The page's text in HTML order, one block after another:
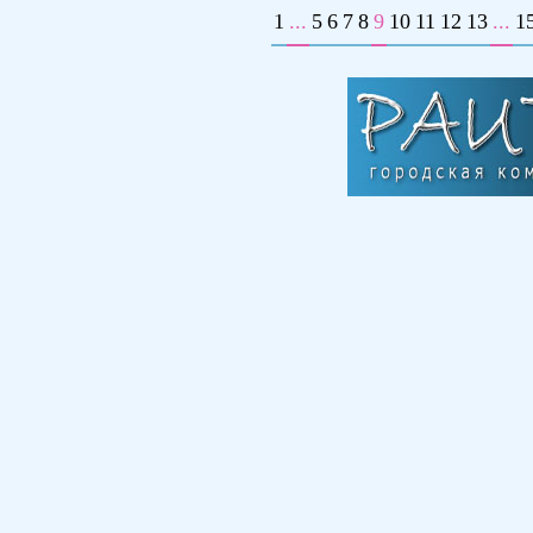
1 ... 5 6 7 8 9 10 11 12 13 ...